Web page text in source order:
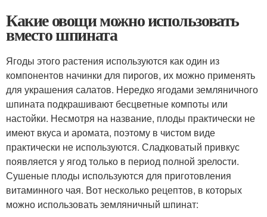
Какие овощи можно использовать
вместо шпината
Ягоды этого растения используются как один из
компонентов начинки для пирогов, их можно применять
для украшения салатов. Нередко ягодами земляничного
шпината подкрашивают бесцветные компоты или
настойки. Несмотря на название, плоды практически не
имеют вкуса и аромата, поэтому в чистом виде
практически не используются. Сладковатый привкус
появляется у ягод только в период полной зрелости.
Сушеные плоды используются для приготовления
витаминного чая. Вот несколько рецептов, в которых
можно использовать земляничный шпинат: